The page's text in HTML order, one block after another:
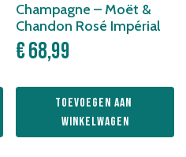
Champagne – Moët &
Chandon Rosé Impérial
€68,99
Toevoegen aan
winkelwagen